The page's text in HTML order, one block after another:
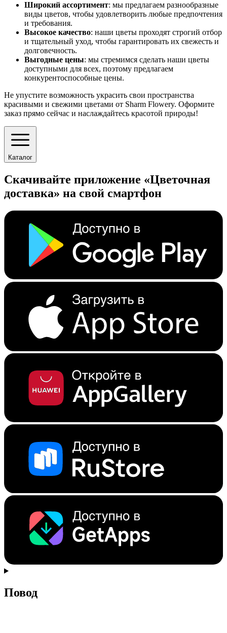
Широкий ассортимент: мы предлагаем разнообразные
виды цветов, чтобы удовлетворить любые предпочтения
и требования.
Высокое качество: наши цветы проходят строгий отбор
и тщательный уход, чтобы гарантировать их свежесть и
долговечность.
Выгодные цены: мы стремимся сделать наши цветы
доступными для всех, поэтому предлагаем
конкурентоспособные цены.
Не упустите возможность украсить свои пространства
красивыми и свежими цветами от Sharm Flowery. Оформите
заказ прямо сейчас и наслаждайтесь красотой природы!
Каталог
Скачивайте приложение «Цветочная
доставка» на свой смартфон
Повод